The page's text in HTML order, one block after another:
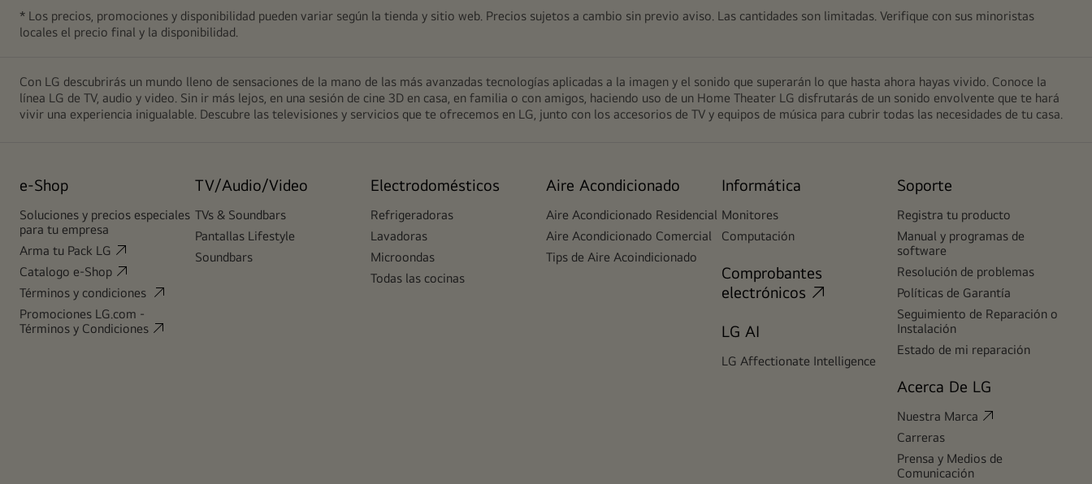
* Los precios, promociones y disponibilidad pueden variar según la tienda y sitio web. Precios sujetos a cambio sin previo aviso. Las cantidades son limitadas. Verifique con sus minoristas
locales el precio final y la disponibilidad.
Con LG descubrirás un mundo lleno de sensaciones de la mano de las más avanzadas tecnologías aplicadas a la imagen y el sonido que superarán lo que hasta ahora hayas vivido. Conoce la
línea LG de TV, audio y video. Sin ir más lejos, en una sesión de cine 3D en casa, en familia o con amigos, haciendo uso de un Home Theater LG disfrutarás de un sonido envolvente que te hará
vivir una experiencia inigualable. Descubre las televisiones y servicios que te ofrecemos en LG, junto con los accesorios de TV y equipos de música para cubrir todas las necesidades de tu casa.
e-Shop
Soluciones y precios especiales
para tu empresa
Arma tu Pack LG
Catalogo e-Shop
Términos y condiciones
Promociones LG.com -
Términos y Condiciones
TV/Audio/Video
TVs & Soundbars
Pantallas Lifestyle
Soundbars
Electrodomésticos
Refrigeradoras
Lavadoras
Microondas
Todas las cocinas
Aire Acondicionado
Aire Acondicionado Residencial
Aire Acondicionado Comercial
Tips de Aire Acoindicionado
Informática
Monitores
Computación
Comprobantes
electrónicos
LG AI
LG Affectionate Intelligence
Soporte
Registra tu producto
Manual y programas de
software
Resolución de problemas
Políticas de Garantía
Seguimiento de Reparación o
Instalación
Estado de mi reparación
Acerca De LG
Nuestra Marca
Carreras
Prensa y Medios de
Comunicación